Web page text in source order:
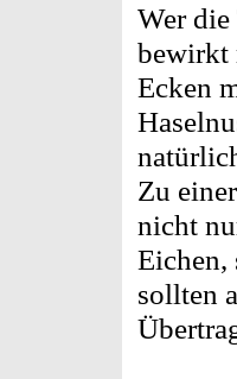
Wer die
bewirkt
Ecken
Zu
nicht
Eichen,
sollten